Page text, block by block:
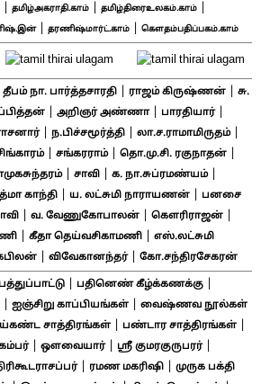
| தமிழ்அகராதி.காம்| தமிழ்திரைஉலகம்.காம்|
| தரணிஷ்மார்ட்.காம் கௌதம்பதிப்பகம்.காம்
தீபம் நா. பார்த்தசாரதி| ராஜம் கிருஷ்ணன்|
சு.
| அறிஞர் அண்ணா| பாரதியார்|
| ந.பிச்சமூர்த்தி லா.ச.ராமாமிருதம்|
| சங்கரராம்| தொ.மு.சி. ரகுநாதன்|
| சாவி| க. நா.சுப்ரமண்யம்|
காந்தி ய. லட்சுமி நாராயணன்
பனசை
| வ. வேணுகோபாலன்| கௌரிராஜன்|
| கீதா தெய்வசிகாமணி|
எஸ்.லட்சுமி
| விவேகானந்தர்| கோ.சந்திரசேகரன்
பத்துப்பாட்டு| பதினெண் கீழ்க்கணக்கு|
| ஐஞ்சிறு காப்பியங்கள்| வைஷ்ணவ நூல்கள்
சாத்திரங்கள் பண்டார சாத்திரங்கள்
| ஔவையார்| ஸ்ரீ குமரகுருபரர்|
| ரமண மகரிஷி|
முருக பக்தி